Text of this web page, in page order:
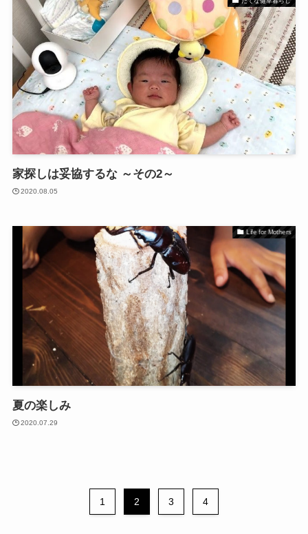
家探しは妥協するな ～その2～
2020.08.05
Life for Mothers
夏の楽しみ
2020.07.29
1 2 3 4